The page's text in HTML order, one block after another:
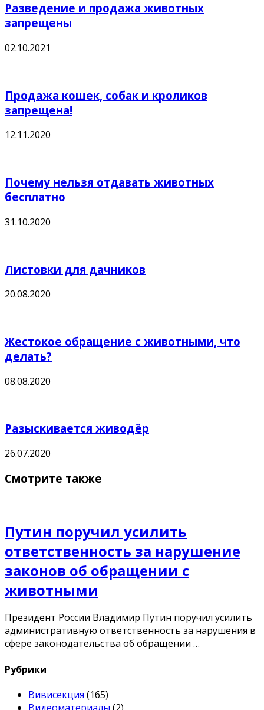
Разведение и продажа животных
запрещены
02.10.2021
Продажа кошек, собак и кроликов
запрещена!
12.11.2020
Почему нельзя отдавать животных
бесплатно
31.10.2020
Листовки для дачников
20.08.2020
Жестокое обращение с животными, что
делать?
08.08.2020
Разыскивается живодёр
26.07.2020
Смотрите также
Путин поручил усилить
ответственность за нарушение
законов об обращении с
животными
Президент России Владимир Путин поручил усилить
административную ответственность за нарушения в
сфере законодательства об обращении …
Рубрики
Вивисекция (165)